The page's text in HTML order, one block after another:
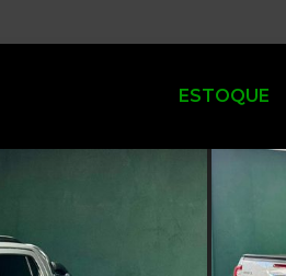
ESTOQUE